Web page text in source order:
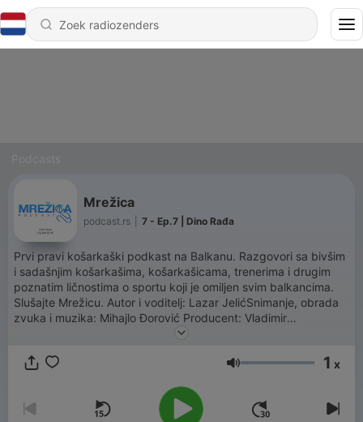
Mrežica
podcast.rs 7 - Ep.7 | Dino Rađa
Prvi pravi košarkaški podkast na Balkanu. Razgovori sa bivšim
i sadašnjim košarkašima, košarkašicama, trenerima i drugim
poznatim ličnostima o sportu koji je omiljen svim balkancima.
Slušajte Mrežicu. Autor i voditelj: Lazar JelićSnimanje, obrada
zvuka i muzika: Mihajlo Đorović Producent: Vladimir
RadinovićProdukcija: podcast.rs
Volume 1 x